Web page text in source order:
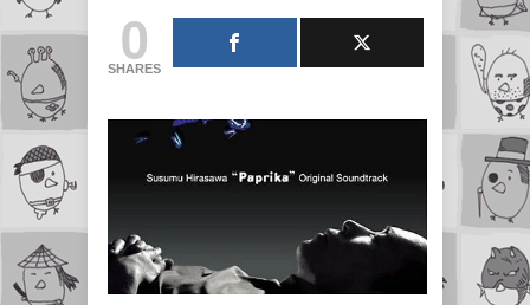
0
SHARES